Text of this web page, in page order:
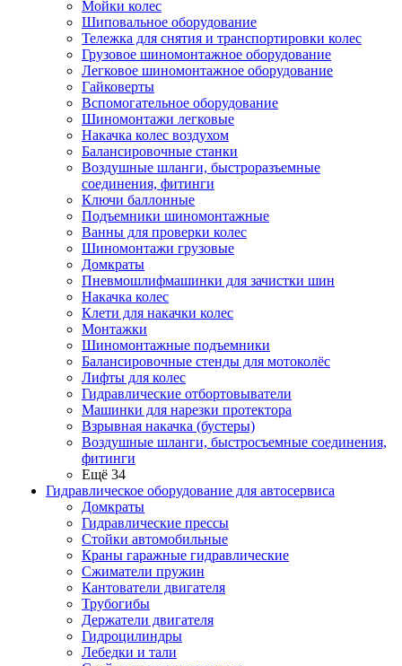
Мойки колес
Шиповальное оборудование
Тележка для снятия и транспортировки колес
Грузовое шиномонтажное оборудование
Легковое шиномонтажное оборудование
Гайковерты
Вспомогательное оборудование
Шиномонтажи легковые
Накачка колес воздухом
Балансировочные станки
Воздушные шланги, быстроразъемные
соединения, фитинги
Ключи баллонные
Подъемники шиномонтажные
Ванны для проверки колес
Шиномонтажи грузовые
Домкраты
Пневмошлифмашинки для зачистки шин
Накачка колес
Клети для накачки колес
Монтажки
Шиномонтажные подъемники
Балансировочные стенды для мотоколёс
Лифты для колес
Гидравлические отбортовыватели
Машинки для нарезки протектора
Взрывная накачка (бустеры)
Воздушные шланги, быстросъемные соединения,
фитинги
Ещё 34
Гидравлическое оборудование для автосервиса
Домкраты
Гидравлические прессы
Стойки автомобильные
Краны гаражные гидравлические
Сжиматели пружин
Кантователи двигателя
Трубогибы
Держатели двигателя
Гидроцилиндры
Лебедки и тали